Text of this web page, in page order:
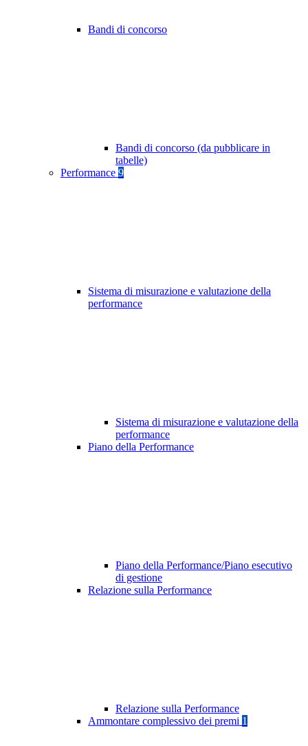
Bandi di concorso
Bandi di concorso (da pubblicare in
tabelle)
Performance 9
Sistema di misurazione e valutazione della
performance
Sistema di misurazione e valutazione della
performance
Piano della Performance
Piano della Performance/Piano esecutivo
di gestione
Relazione sulla Performance
Relazione sulla Performance
Ammontare complessivo dei premi 1